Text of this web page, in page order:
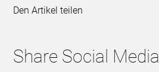
Den Artikel teilen
Share Social Media